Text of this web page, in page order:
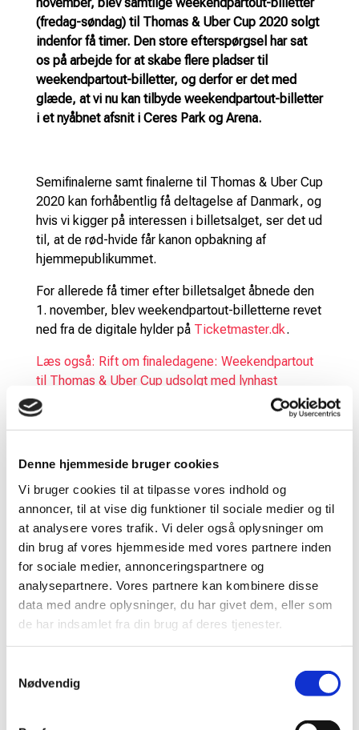
Denne hjemmeside bruger cookies
Vi bruger cookies til at tilpasse vores indhold og
annoncer, til at vise dig funktioner til sociale medier og til
at analysere vores trafik. Vi deler også oplysninger om
din brug af vores hjemmeside med vores partnere inden
for sociale medier, annonceringspartnere og
analysepartnere. Vores partnere kan kombinere disse
data med andre oplysninger, du har givet dem, eller som
de har indsamlet fra din brug af deres tjenester.
Nødvendig
(fredag-søndag) til Thomas & Uber Cup 2020 solgt
indenfor få timer. Den store efterspørgsel har sat
os på arbejde for at skabe flere pladser til
weekendpartout-billetter, og derfor er det med
glæde, at vi nu kan tilbyde weekendpartout-billetter
i et nyåbnet afsnit i Ceres Park og Arena.
Semifinalerne samt finalerne til Thomas & Uber Cup
2020 kan forhåbentlig få deltagelse af Danmark, og
hvis vi kigger på interessen i billetsalget, ser det ud
til, at de rød-hvide får kanon opbakning af
hjemmepublikummet.
For allerede få timer efter billetsalget åbnede den
1. november, blev weekendpartout-billetterne revet
ned fra de digitale hylder på Ticketmaster.dk.
Læs også: Rift om finaledagene: Weekendpartout
til Thomas & Uber Cup udsolgt med lynhast
Nu kan vi heldigvis tilbyde flere weekendpartout-
billetter til dem, som ikke nåede at skaffe sig
Der er nemlig åbnet op for den øvre tribune bag de
nuværende partout- og weekendpartout-billetter,
som bliver omdannet til weekendpartout-billetter,
og du kan købe billetterne via linket nedenfor.
Skulle weekendpartout-billterne blive hurtigt
udsolgt igen, er der stadig ledige enkeltbilletter til
henholdsvis fredag, lørdag og søndag, og
tilsvarende er det endnu muligt at købe partout-
billetter, som gælder alle ni mesterskabsdage.
Klik her for at få overblik over alle billettyper og